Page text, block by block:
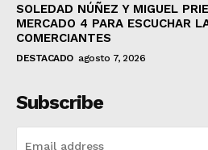
SOLEDAD NÚÑEZ Y MIGUEL
MERCADO 4 PARA ESCUCHAR
COMERCIANTES
DESTACADO agosto 7, 2026
Subscribe